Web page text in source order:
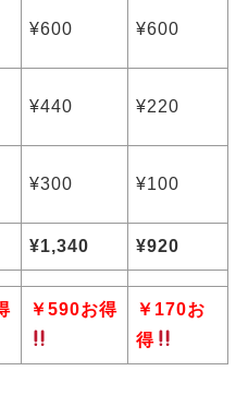
¥600 ¥600
¥440 ¥220
¥300 ¥100
¥1,340 ¥920
￥590お得
￥170お
得